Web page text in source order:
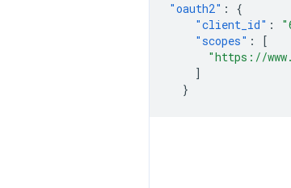
"oauth2" :
{
"client_id" :
"scopes" :
[
"https://
]
}